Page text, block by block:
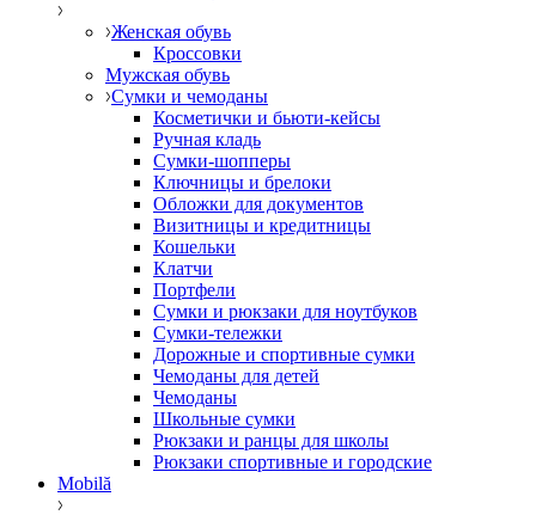
Женская обувь
Кроссовки
Мужская обувь
Сумки и чемоданы
Косметички и бьюти-кейсы
Ручная кладь
Сумки-шопперы
Ключницы и брелоки
Обложки для документов
Визитницы и кредитницы
Кошельки
Клатчи
Портфели
Сумки и рюкзаки для ноутбуков
Сумки-тележки
Дорожные и спортивные сумки
Чемоданы для детей
Чемоданы
Школьные сумки
Рюкзаки и ранцы для школы
Рюкзаки спортивные и городские
Mobilă